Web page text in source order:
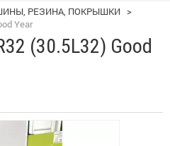
РЕЗИНА, ПОКРЫШКИ >
Year
(30.5L32) Good